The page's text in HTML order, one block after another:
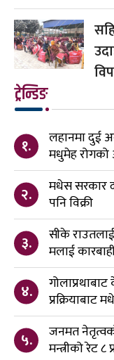
ट्रेन्डिङ
१.
लहानमा दुई
मधुमेह
२.
मधेस सरकार
पनि विक्री
३.
सीके
मलाई
४.
प्रक्रियाबाट
५.
जनमत
मन्त्रीको रेट